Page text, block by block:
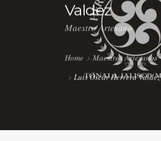
Valdez
Maestro Artesano
Home
Maestros Artesanos
Luis Óscar Herrera Valdez